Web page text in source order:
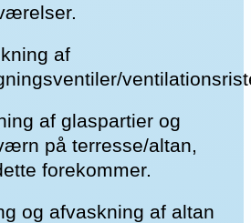
af
af glaspartier og
på terresse/altan,
forekommer.
og afvaskning af altan